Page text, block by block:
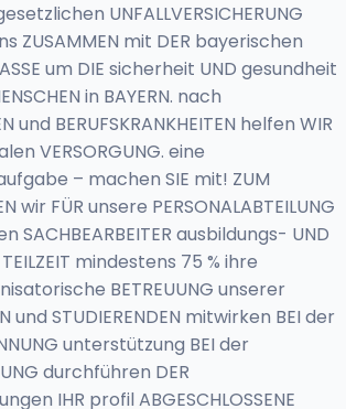
UNFALLVERSICHERUNG
ZUSAMMEN mit DER bayerischen
um DIE sicherheit UND gesundheit
in BAYERN. nach
und BERUFSKRANKHEITEN helfen WIR
VERSORGUNG. eine
aufgabe – machen SIE mit! ZUM
wir FÜR unsere PERSONALABTEILUNG
SACHBEARBEITER ausbildungs- UND
mindestens 75 % ihre
BETREUUNG unserer
und STUDIERENDEN mitwirken BEI der
unterstützung BEI der
durchführen DER
IHR profil ABGESCHLOSSENE